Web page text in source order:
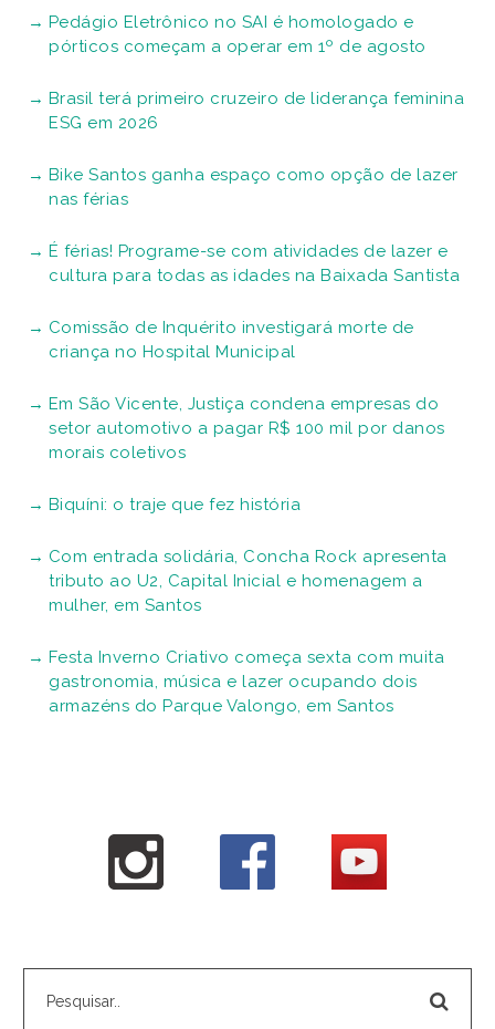
Pedágio Eletrônico no SAI é homologado e
pórticos começam a operar em 1º de agosto
Brasil terá primeiro cruzeiro de liderança feminina
ESG em 2026
Bike Santos ganha espaço como opção de lazer
nas férias
É férias! Programe-se com atividades de lazer e
cultura para todas as idades na Baixada Santista
Comissão de Inquérito investigará morte de
criança no Hospital Municipal
Em São Vicente, Justiça condena empresas do
setor automotivo a pagar R$ 100 mil por danos
morais coletivos
Biquíni: o traje que fez história
Com entrada solidária, Concha Rock apresenta
tributo ao U2, Capital Inicial e homenagem a
mulher, em Santos
Festa Inverno Criativo começa sexta com muita
gastronomia, música e lazer ocupando dois
armazéns do Parque Valongo, em Santos